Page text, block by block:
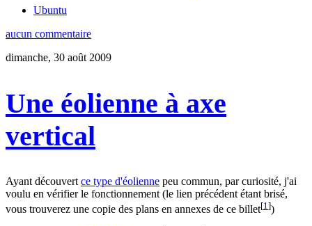
Ubuntu
aucun commentaire
dimanche, 30 août 2009
Une éolienne à axe
vertical
Ayant découvert ce type d'éolienne peu commun, par curiosité, j'ai
voulu en vérifier le fonctionnement (le lien précédent étant brisé,
vous trouverez une copie des plans en annexes de ce billet[1])